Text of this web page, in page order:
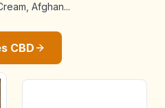
Afghan...
CBD